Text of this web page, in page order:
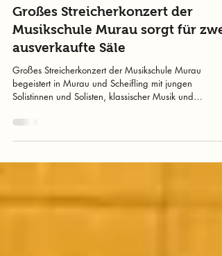
murtalinfo
4. März
2 Min. Lesezeit
Großes Streicherkonzert der
Musikschule Murau sorgt für zwei
ausverkaufte Säle
Großes Streicherkonzert der Musikschule Murau
begeistert in Murau und Scheifling mit jungen
ausverkauften Sälen.